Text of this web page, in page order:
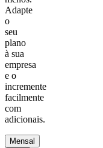
Adapte
o
seu
plano
à sua
empresa
e o
incremente
facilmente
com
adicionais.
Mensal